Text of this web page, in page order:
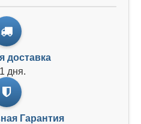
доставка
дня.
Гарантия